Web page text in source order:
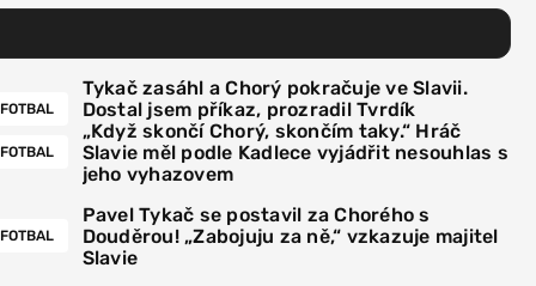
FOTBAL
Tykač zasáhl a Chorý pokračuje ve Slavii.
Dostal jsem příkaz, prozradil Tvrdík
FOTBAL
„Když skončí Chorý, skončím taky.“ Hráč
Slavie měl podle Kadlece vyjádřit nesouhlas s
jeho vyhazovem
FOTBAL
Pavel Tykač se postavil za Chorého s
Douděrou! „Zabojuju za ně,“ vzkazuje majitel
Slavie